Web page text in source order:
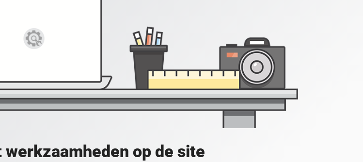
op de site